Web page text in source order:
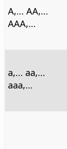
A,... AA,...
AAA,...
a,... aa,...
aaa,...